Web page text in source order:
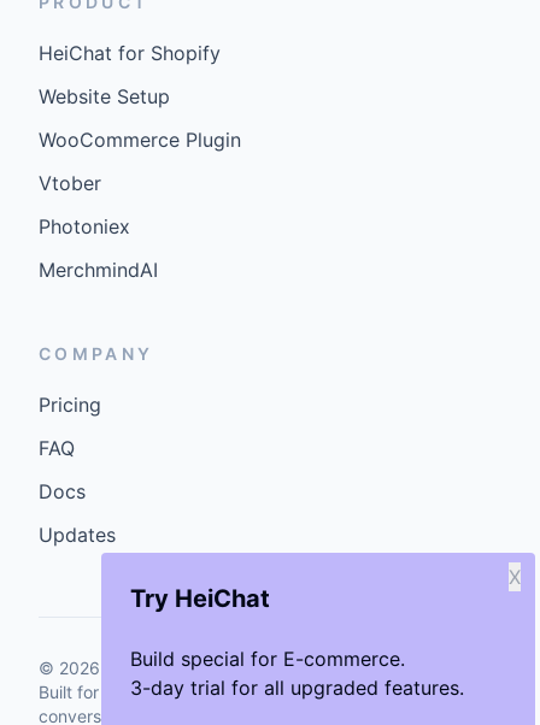
Try HeiChat
Build special for E-commerce.
3-day trial for all upgraded features.
X
HeiChat for Shopify
Website Setup
WooCommerce Plugin
Vtober
Photoniex
MerchmindAI
COMPANY
Pricing
FAQ
Docs
Updates
© 2026 GenCybers Inc. All rights reserved.
Built for storefronts that want faster answers and cleaner
conversions.